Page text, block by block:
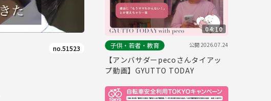
no.51523
04:10
子供・若者・教育
公開2026.07.24
【アンバサダーpecoさんタイアッ
プ動画】GYUTTO TODAY